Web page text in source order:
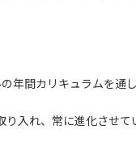
年間カリキュラムを通
入れ、常に進化させて